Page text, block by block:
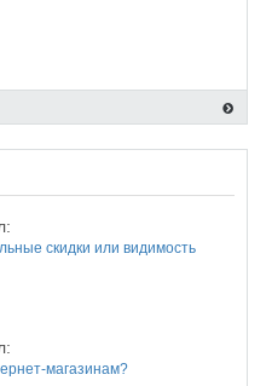
скидки или видимость
магазинам?